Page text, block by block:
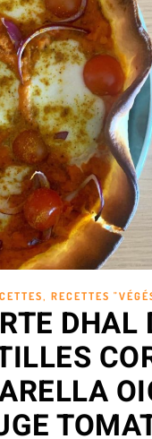
, RECETTES
DHAL